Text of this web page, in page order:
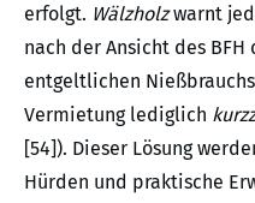
erfolgt. Wälzholzwarnt
nach der Ansicht des
entgeltlichen
Vermietung lediglich
[54]). Dieser Lösung
Hürden und praktische